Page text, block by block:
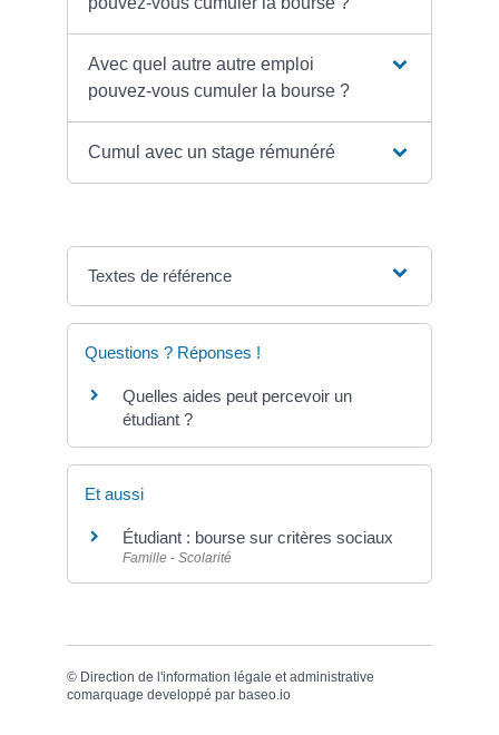
Avec quel autre autre emploi
pouvez-vous cumuler la bourse ?
Cumul avec un stage rémunéré
Textes de référence
Questions ? Réponses !
Quelles aides peut percevoir un
étudiant ?
Et aussi
Étudiant : bourse sur critères sociaux
Famille - Scolarité
© Direction de l'information légale et administrative
comarquage developpé par baseo.io